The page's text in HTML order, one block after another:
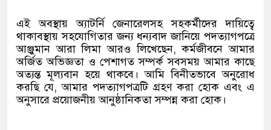
এই অবস্থায় অ্যাটর্নি জেনারেলসহ সহকর্মীদের দায়িত্বে
থাকাবস্থায় সহযোগিতার জন্য ধন্যবাদ জানিয়ে পদত্যাগপত্রে
আঞ্জুমান আরা লিমা আরও লিখেছেন, কর্মজীবনে আমার
অর্জিত অভিজ্ঞতা ও পেশাগত সম্পর্ক সবসময় আমার কাছে
অত্যন্ত মূল্যবান হয়ে থাকবে। আমি বিনীতভাবে অনুরোধ
করছি যে, আমার পদত্যাগপত্রটি গ্রহণ করা হোক এবং এ
অনুসারে প্রয়োজনীয় আনুষ্ঠানিকতা সম্পন্ন করা হোক।